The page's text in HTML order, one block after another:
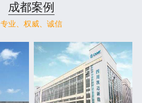
成都案例
专业、权威、诚信